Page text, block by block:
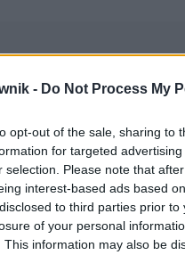
- Do Not Process My
opt-out of the sale, sharing to
for targeted
selection. Please note that
interest-based ads based
to third parties prior
of your personal
This information may also be
z komentarzami)
(główne):imiona i